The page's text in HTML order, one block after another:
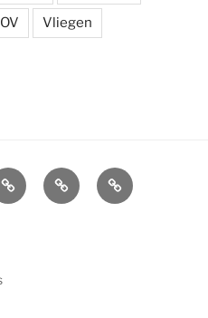
Vliegen
Ledenvoordelen
AfdelingenSymposium